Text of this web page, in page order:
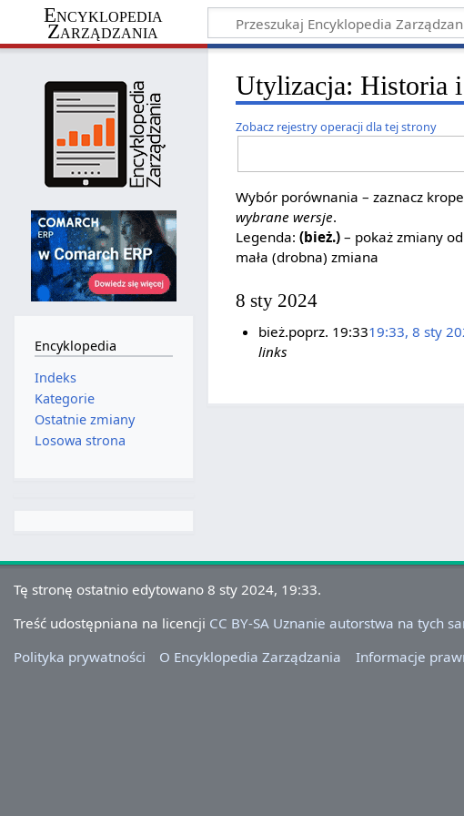
Encyklopedia
Zarządzania
Utylizacja: Historia
Zobacz rejestry operacji dla tej strony
Wybór porównania – zaznacz
wybrane wersje.
Legenda:(bież.) – pokaż zmiany
mała (drobna) zmiana
8 sty 2024
bież.poprz. 19:3319:33, 8 sty
links
Encyklopedia
Indeks
Kategorie
Ostatnie zmiany
Losowa strona
Tę stronę ostatnio edytowano 8 sty 2024, 19:33.
Treść udostępniana na licencji CC BY-SA Uznanie autorstwa na tych
Polityka prywatności
O Encyklopedia Zarządzania Informacje